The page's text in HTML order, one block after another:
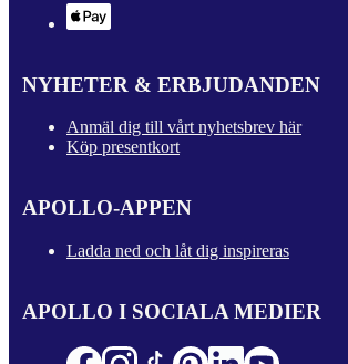
NYHETER & ERBJUDANDEN
Anmäl dig till vårt nyhetsbrev här
Köp presentkort
APOLLO-APPEN
Ladda ned och låt dig inspireras
APOLLO I SOCIALA MEDIER